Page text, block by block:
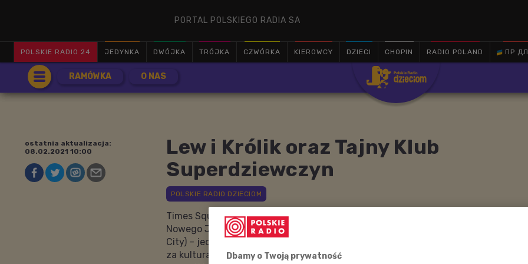
PORTAL POLSKIEGO RADIA SA
POLSKIE RADIO 24 JEDYNKA DWÓJKA TRÓJKA CZWÓRKA KIEROWCY DZIECI CHOPIN RADIO POLAND ПР

RAMÓWKA O NAS
Lew i Królik oraz Tajny Klub
Superdziewczyn
ostatnia aktualizacja:
08.02.2021 10:00
Times Square, Central Park, Broadway, Piąta Aleja… kto nie chciałby odwiedzić
Nowego Jorku? Nowy Jork (ang. City of New York, również New York, New York
City) – jednej z najludniejszych aglomeracji na świecie, powszechnie uważany
za kulturalną stolicę świata, najbardziej zróżnicowanym językowo ze
Dbamy o Twoją prywatność